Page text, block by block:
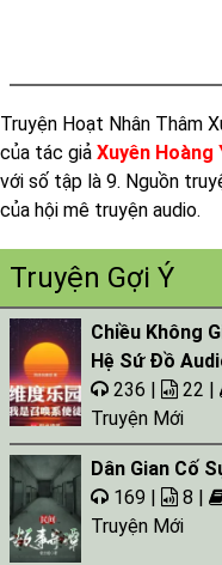
Truyện Hoạt Nhân Thâm
của tác giả Xuyên Hoàng
với số tập là 9. Nguồn
của hội mê truyện audio.
Truyện Gợi Ý
Chiều Không
Hệ Sứ Đồ
236 |
22 |
Truyện Mới
Dân Gian Cố
169 |
8 |
Truyện Mới